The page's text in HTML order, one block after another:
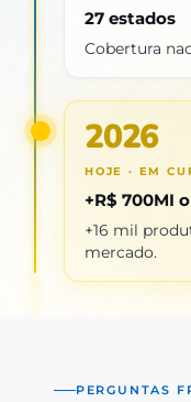
27 estados
Cobertura
2026
HOJE · EM
+R$ 700MI
+16 mil
mercado.
PERGUNTAS